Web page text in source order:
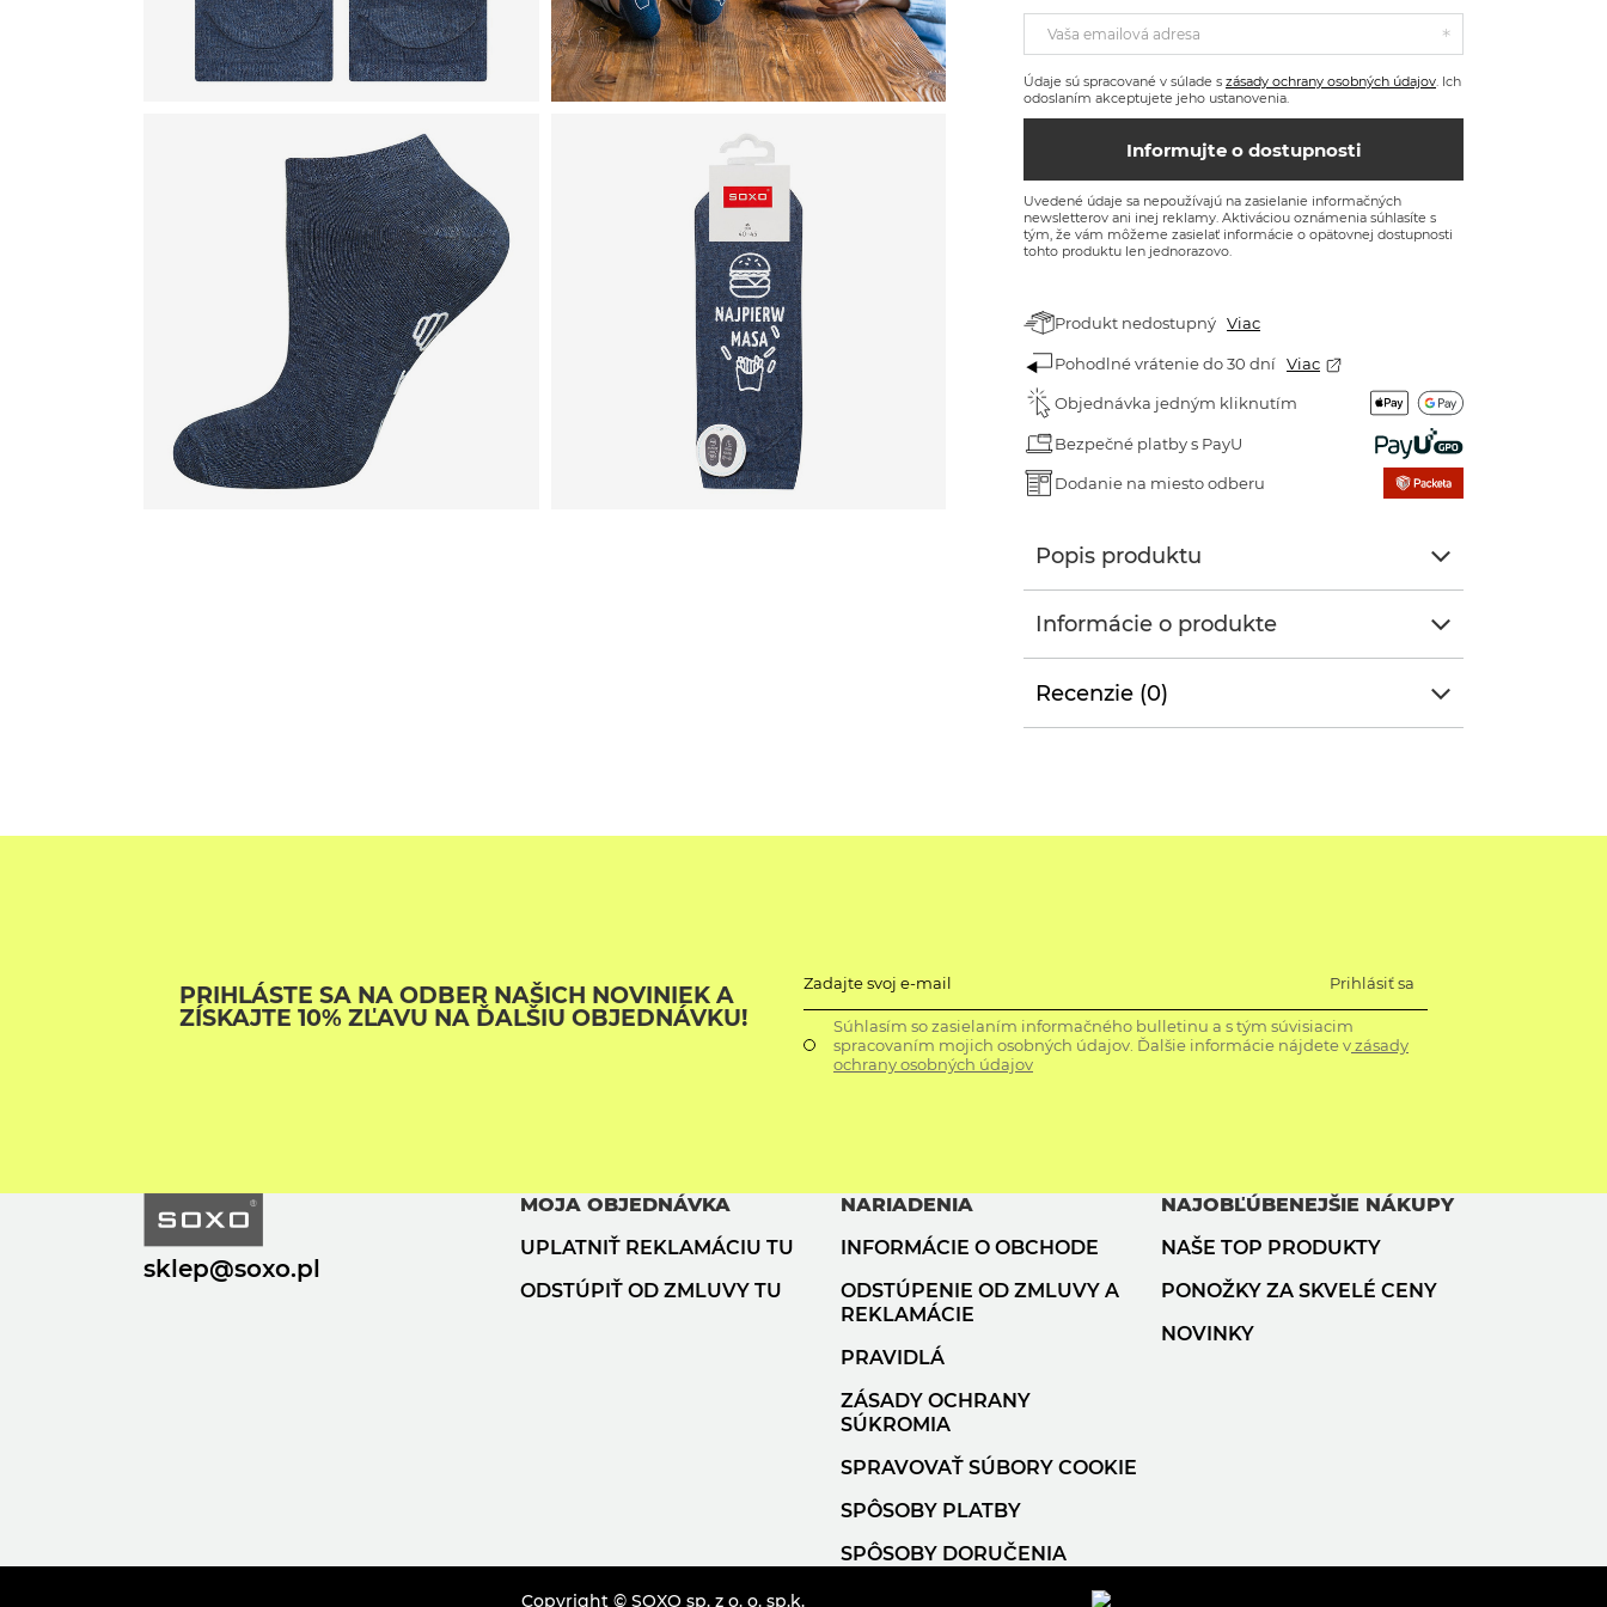
Darček ku dňu detí
Darček k narodeninám
Darček na Valentína
Vaša emailová adresa
Údaje sú spracované v súlade szásady ochrany osobných údajov. Ich
odoslaním akceptujete jeho ustanovenia.
Informujte o dostupnosti
Uvedené údaje sa nepoužívajú na zasielanie informačných
newsletterov ani inej reklamy. Aktiváciou oznámenia súhlasíte s
tým, že vám môžeme zasielať informácie o opätovnej dostupnosti
tohto produktu len jednorazovo.
Produkt nedostupný Viac
Pohodlné vrátenie do 30 dní Viac
Objednávka jedným kliknutím
Bezpečné platby s PayU
Dodanie na miesto odberu
Popis produktu
Informácie o produkte
Recenzie (0)
PRIHLÁSTE SA NA ODBER NAŠICH NOVINIEK A
ZÍSKAJTE 10% ZĽAVU NA ĎALŠIU OBJEDNÁVKU!
Zadajte svoj e-mail Prihlásiť sa
Súhlasím so zasielaním informačného bulletinu a s tým súvisiacim
spracovaním mojich osobných údajov. Ďalšie informácie nájdete vzásady
ochrany osobných údajov
sklep@soxo.pl
MOJA OBJEDNÁVKA
UPLATNIŤ REKLAMÁCIU TU
ODSTÚPIŤ OD ZMLUVY TU
NARIADENIA
INFORMÁCIE O OBCHODE
ODSTÚPENIE OD ZMLUVY A
REKLAMÁCIE
PRAVIDLÁ
ZÁSADY OCHRANY
SÚKROMIA
SPRAVOVAŤ SÚBORY COOKIE
SPÔSOBY PLATBY
SPÔSOBY DORUČENIA
NAJOBĽÚBENEJŠIE NÁKUPY
NAŠE TOP PRODUKTY
PONOŽKY ZA SKVELÉ CENY
NOVINKY
Copyright © SOXO sp. z o. o. sp.k.